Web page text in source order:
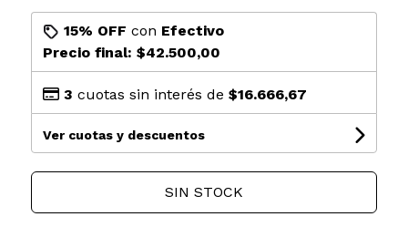
15% OFF con Efectivo
Precio final: $42.500,00
3 cuotas sin interés de $16.666,67
Ver cuotas y descuentos
SIN STOCK